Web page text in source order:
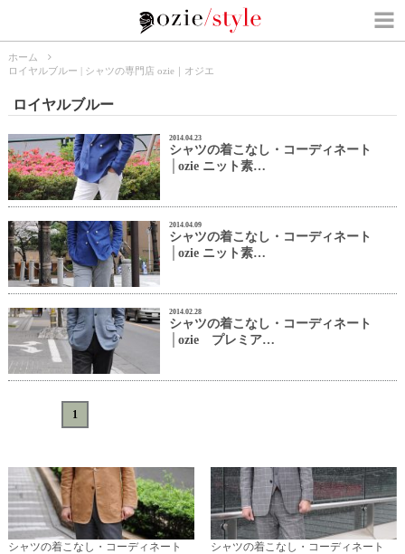
ホーム
ロイヤルブルー | シャツの専門店 ozie｜オジエ
ロイヤルブルー
2014.04.23
シャツの着こなし・コーディネート
│ozie ニット素…
2014.04.09
シャツの着こなし・コーディネート
│ozie ニット素…
2014.02.28
シャツの着こなし・コーディネート
│ozie プレミア…
1
シャツの着こなし・コーディネート
シャツの着こなし・コーディネート